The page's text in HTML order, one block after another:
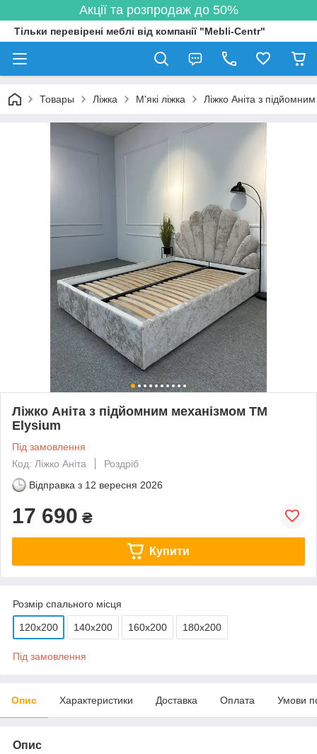
Акції та розпродаж до 50%
Тільки перевірені меблі від компанії "Mebli-Centr"
Товары Ліжка М'які ліжка Ліжко Аніта з
Ліжко Аніта з підйомним механізмом ТМ
Elysium
Під замовлення
Код: Ліжко Аніта
Роздріб
Відправка з 12 вересня 2026
17 690 ₴
Купити
Розмір спального місця
120х200 140х200 160х200 180х200
Під замовлення
Опис Характеристики Доставка Оплата Умови
Опис